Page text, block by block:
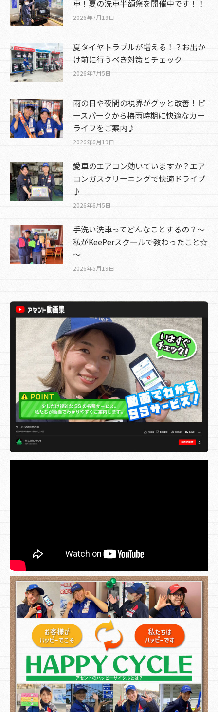
車！夏の洗車半額祭を開催中です！！
2026年7月19日
夏タイヤトラブルが増える！？お出か
け前に行うべき対策とチェック
2026年7月5日
雨の日や夜間の視界がグッと改善！ピ
ースパークから梅雨時期に快適なカー
ライフをご案内♪
2026年6月19日
愛車のエアコン効いていますか？エア
コンガスクリーニングで快適ドライブ
♪
2026年6月5日
手洗い洗車ってどんなことするの？～
私がKeePerスクールで教わったこと☆
～
2026年5月19日